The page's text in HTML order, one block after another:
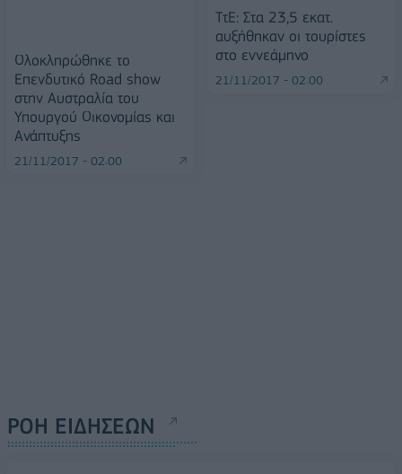
Ολοκληρώθηκε το
Επενδυτικό Road show
στην Αυστραλία του
Υπουργού Οικονομίας και
Ανάπτυξης
21/11/2017 - 02:00
ΤτΕ: Στα 23,5 εκατ.
αυξήθηκαν οι τουρίστες
στο εννεάμηνο
21/11/2017 - 02:00
ΡΟΗ ΕΙΔΗΣΕΩΝ